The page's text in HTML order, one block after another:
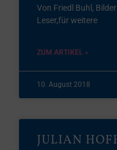
Von Friedl Buhl,
Leser,für weitere
ZUM ARTIKEL »
10. August 2018
JULIAN